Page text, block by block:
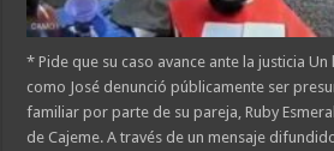
* Pide que su caso avance ante la justicia
como José denunció públicamente ser
familiar por parte de su pareja, Ruby
de Cajeme. A través de un mensaje